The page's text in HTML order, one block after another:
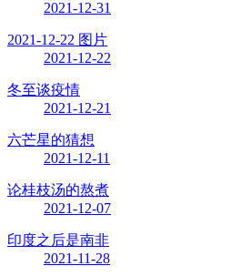
2021-12-31
2021-12-22 图片
2021-12-22
冬至谈疫情
2021-12-21
六芒星的猜想
2021-12-11
论桂枝汤的熬煮
2021-12-07
印度之后是南非
2021-11-28